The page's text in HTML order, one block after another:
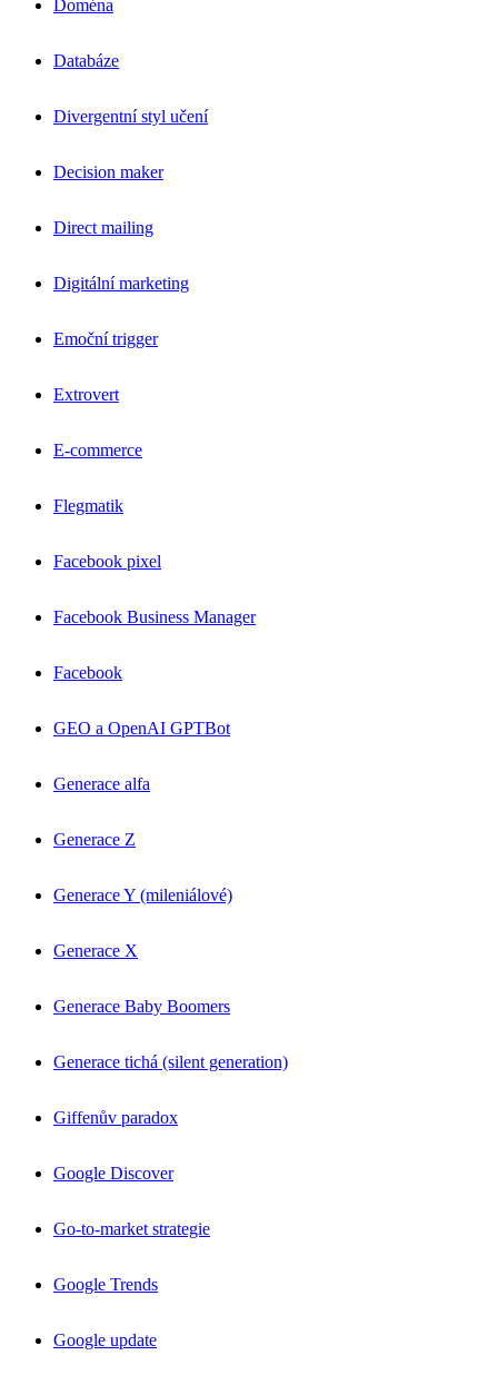
Doména
Databáze
Divergentní styl učení
Decision maker
Direct mailing
Digitální marketing
Emoční trigger
Extrovert
E-commerce
Flegmatik
Facebook pixel
Facebook Business Manager
Facebook
GEO a OpenAI GPTBot
Generace alfa
Generace Z
Generace Y (mileniálové)
Generace X
Generace Baby Boomers
Generace tichá (silent generation)
Giffenův paradox
Google Discover
Go-to-market strategie
Google Trends
Google update